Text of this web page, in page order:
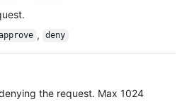
, deny
the request. Max 1024